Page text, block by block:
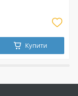
Купити